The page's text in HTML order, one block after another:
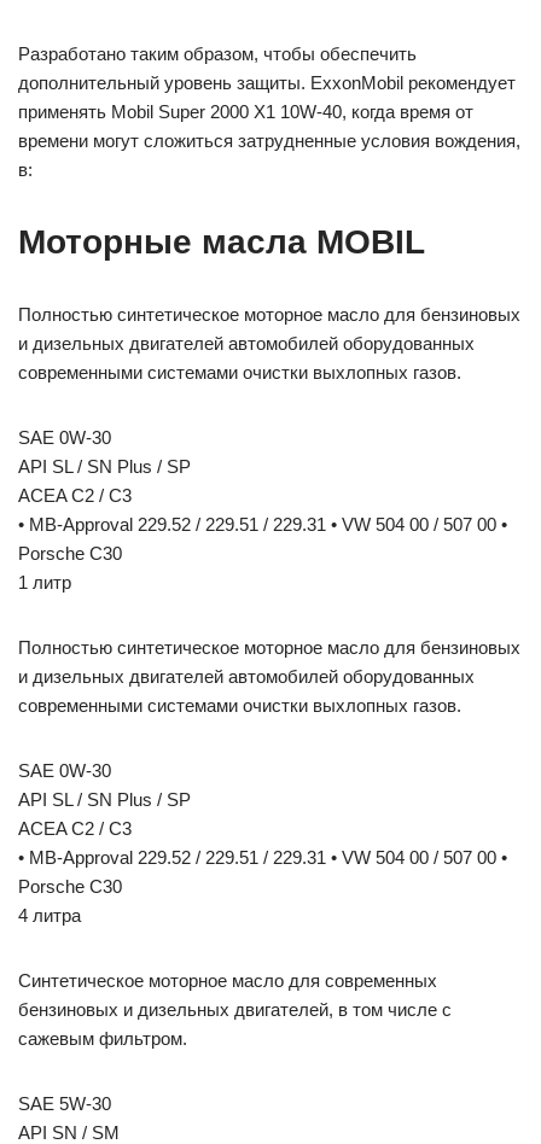
Разработано таким образом, чтобы обеспечить
дополнительный уровень защиты. ExxonMobil рекомендует
применять Mobil Super 2000 X1 10W-40, когда время от
времени могут сложиться затрудненные условия вождения,
в:
Моторные масла MOBIL
Полностью синтетическое моторное масло для бензиновых
и дизельных двигателей автомобилей оборудованных
современными системами очистки выхлопных газов.
SAE 0W-30
API SL / SN Plus / SP
ACEA C2 / C3
• MB-Approval 229.52 / 229.51 / 229.31 • VW 504 00 / 507 00 •
Porsche C30
1 литр
Полностью синтетическое моторное масло для бензиновых
и дизельных двигателей автомобилей оборудованных
современными системами очистки выхлопных газов.
SAE 0W-30
API SL / SN Plus / SP
ACEA C2 / C3
• MB-Approval 229.52 / 229.51 / 229.31 • VW 504 00 / 507 00 •
Porsche C30
4 литра
Синтетическое моторное масло для современных
бензиновых и дизельных двигателей, в том числе с
сажевым фильтром.
SAE 5W-30
API SN / SM